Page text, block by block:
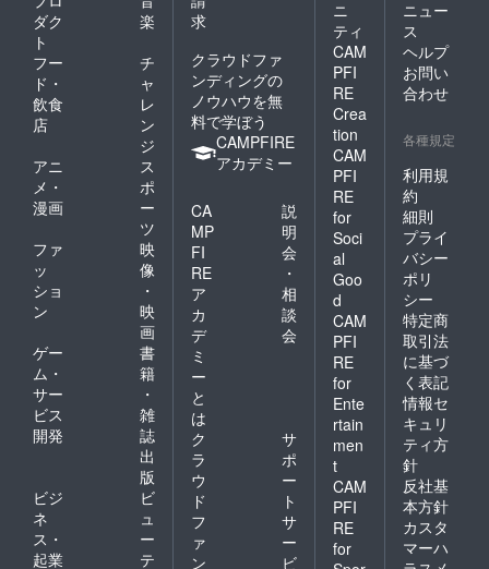
ダク
ト
楽
フー
ド・
飲食
店
チ
ャ
レ
ン
ジ
アニ
メ・
漫画
ス
ポ
ー
ツ
ファ
ッ
ショ
ン
映
像
・
映
画
ゲー
ム・
サー
ビス
開発
書
籍
・
雑
誌
出
版
ビジ
ネ
ス・
起業
ビ
ュ
ー
テ
求
クラウドファ
ンディングの
ノウハウを無
料で学ぼう
CAMPFIRE
アカデミー
CA
MP
FI
RE
ア
カ
デ
ミ
ー
と
は
説
明
会
・
相
談
会
ク
ラ
ウ
ド
フ
ァ
ン
サ
ポ
ー
ト
サ
ー
ビ
ニ
ティ
CAM
PFI
RE
Crea
tion
CAM
PFI
RE
for
Soci
al
Goo
d
CAM
PFI
RE
for
Ente
rtain
men
t
CAM
PFI
RE
for
ニュー
ス
ヘルプ
お問い
合わせ
各種規定
利用規
約
細則
プライ
バシー
ポリ
シー
特定商
取引法
に基づ
く表記
情報セ
キュリ
ティ方
針
反社基
本方針
カスタ
マーハ